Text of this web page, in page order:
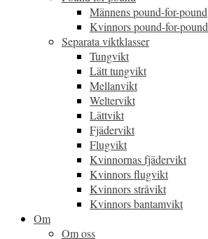
Männens pound-for-pound
Kvinnors pound-for-pound
Separata viktklasser
Tungvikt
Lätt tungvikt
Mellanvikt
Weltervikt
Lättvikt
Fjädervikt
Flugvikt
Kvinnornas fjädervikt
Kvinnors flugvikt
Kvinnors stråvikt
Kvinnors bantamvikt
Om
Om oss